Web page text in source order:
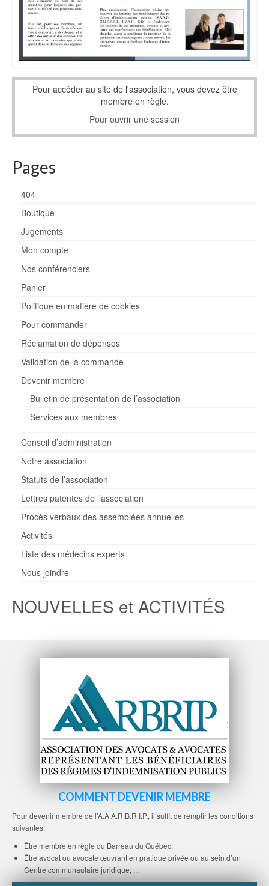
Pour accéder au site de l'association, vous devez être
membre en règle.
Pour ouvrir une session
Pages
404
Boutique
Jugements
Mon compte
Nos conférenciers
Panier
Politique en matière de cookies
Pour commander
Réclamation de dépenses
Validation de la commande
Devenir membre
Bulletin de présentation de l’association
Services aux membres
Conseil d’administration
Notre association
Statuts de l’association
Lettres patentes de l’association
Procès verbaux des assemblées annuelles
Activités
Liste des médecins experts
Nous joindre
NOUVELLES et ACTIVITÉS
COMMENT DEVENIR MEMBRE
Pour devenir membre de l’A.A.A.R.B.R.I.P., il suffit de remplir les conditions
suivantes:
Être membre en règle du Barreau du Québec;
Être avocat ou avocate œuvrant en pratique privée ou au sein d’un
Centre communautaire juridique; ...